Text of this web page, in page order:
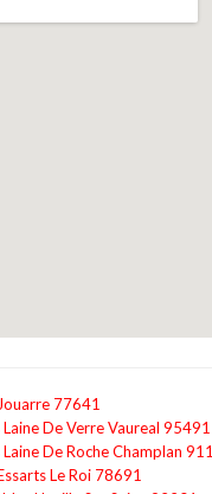
77641
De Verre Vaureal 95491
De Roche Champlan
Le Roi 78691